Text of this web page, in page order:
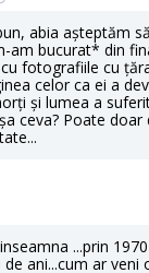
abia așteptăm
am bucurat* din
fotografiile cu
celor ca ei a
și lumea a
ceva? Poate doar
...prin
ani...cum ar veni